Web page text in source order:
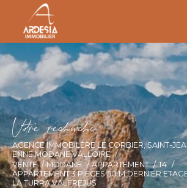
Vore recece
AGENCE IMMOBILÈRE LE CORBIER, SAINT-
ENNE,MODANE,VALLOIRE
VENTE
MODANE APPARTEMENT
T4
APPARTEMENT 3 PIECES 50 M DERNIER
LA TURRA VALFREJUS